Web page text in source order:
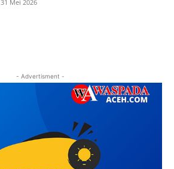
31 Mei 2026
- Advertisment -